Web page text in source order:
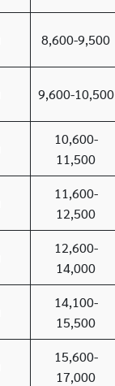
8,600-9,500
9,600-10,500
10,600-
11,500
11,600-
12,500
12,600-
14,000
14,100-
15,500
15,600-
17,000